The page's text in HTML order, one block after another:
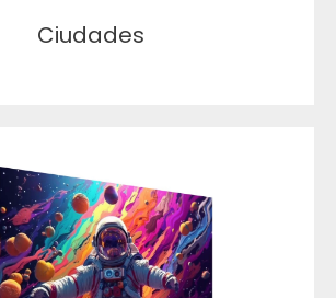
Ciudades